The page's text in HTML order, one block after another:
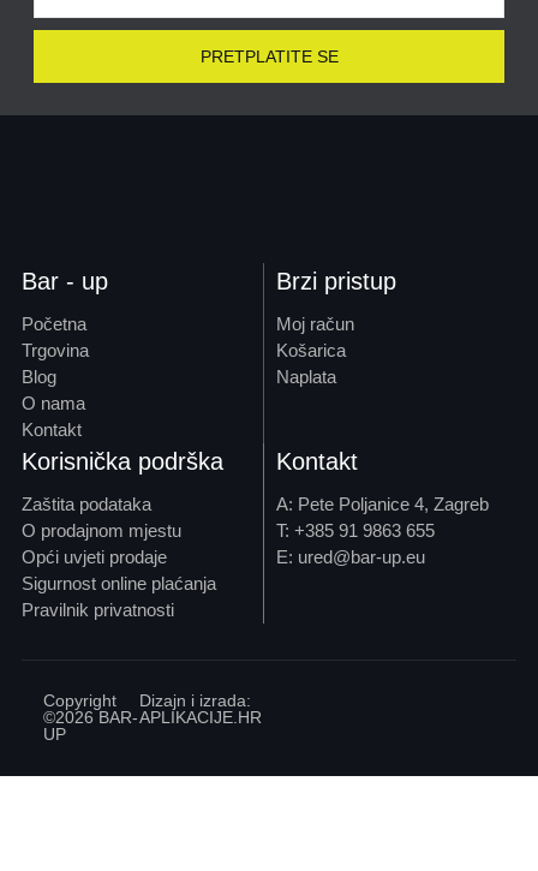
PRETPLATITE SE
Bar - up
Početna
Trgovina
Blog
O nama
Kontakt
Brzi pristup
Moj račun
Košarica
Naplata
Korisnička podrška
Zaštita podataka
O prodajnom mjestu
Opći uvjeti prodaje
Sigurnost online plaćanja
Pravilnik privatnosti
Kontakt
A: Pete Poljanice 4, Zagreb
T: +385 91 9863 655
E: ured@bar-up.eu
Copyright
©2026 BAR-
UP
Dizajn i izrada:
APLIKACIJE .HR